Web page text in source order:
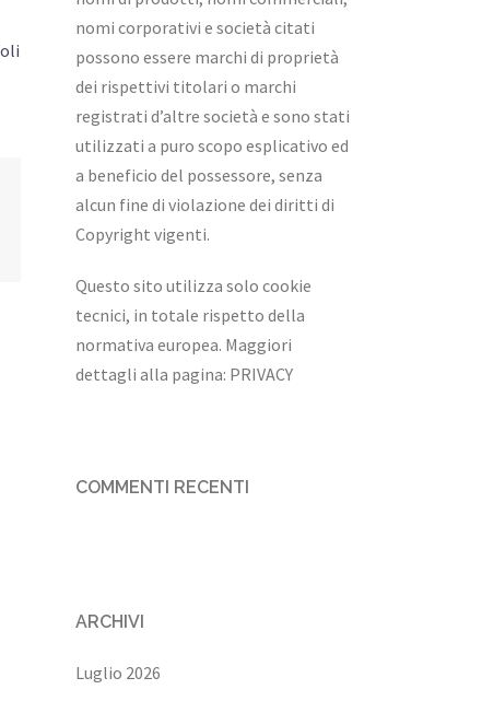
nomi corporativi e società citati
possono essere marchi di proprietà
dei rispettivi titolari o marchi
registrati d’altre società e sono stati
utilizzati a puro scopo esplicativo ed
a beneficio del possessore, senza
alcun fine di violazione dei diritti di
Copyright vigenti.
Questo sito utilizza solo cookie
tecnici, in totale rispetto della
normativa europea. Maggiori
dettagli alla pagina: PRIVACY
COMMENTI RECENTI
ARCHIVI
Luglio 2026